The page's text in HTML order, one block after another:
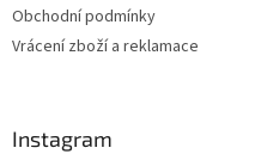
Obchodní podmínky
Vrácení zboží a reklamace
Instagram